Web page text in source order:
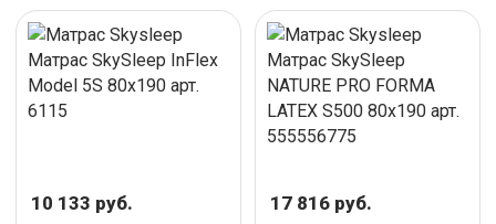
10 133 руб. 17 816 руб.